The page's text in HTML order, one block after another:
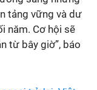
tảng vững và dư
năm. Cơ hội sẽ
từ bây giờ”, báo